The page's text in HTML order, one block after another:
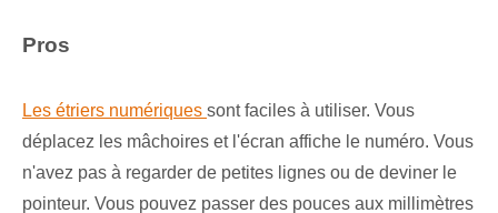
Pros
Les étriers numériques sont faciles à utiliser. Vous
déplacez les mâchoires et l'écran affiche le numéro. Vous
n'avez pas à regarder de petites lignes ou de deviner le
pointeur. Vous pouvez passer des pouces aux millimètres